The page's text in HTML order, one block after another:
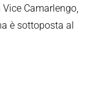
Camarlengo,
è sottoposta al